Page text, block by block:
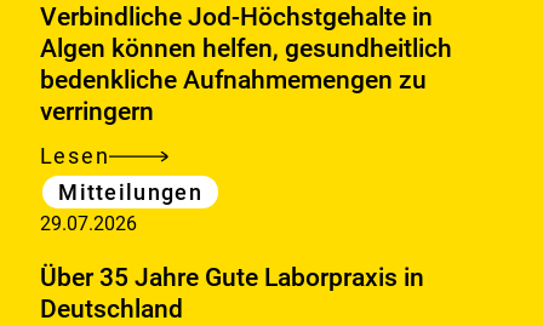
Verbindliche Jod-Höchstgehalte in
Algen können helfen, gesundheitlich
bedenkliche Aufnahmemengen zu
verringern
Lesen
Verbindliche
Jod-
Höchstgehalte
in
Algen
Kategorie
Mitteilungen
29.07.2026
Über 35 Jahre Gute Laborpraxis in
Deutschland